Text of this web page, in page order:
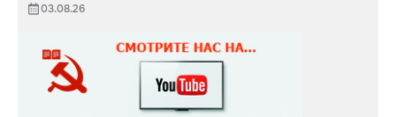
03.08.26